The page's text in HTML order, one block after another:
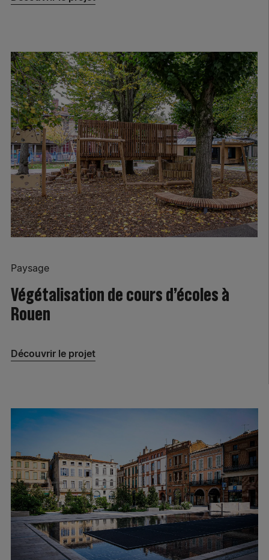
Paysage
Végétalisation de cours d’écoles à
Rouen
Découvrir le projet